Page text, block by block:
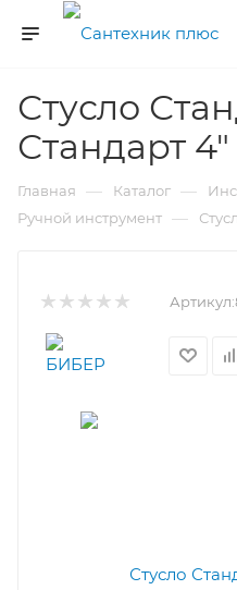
Стусло
Стандарт
Главная — Каталог —
Ручной инструмент —
Артикул: